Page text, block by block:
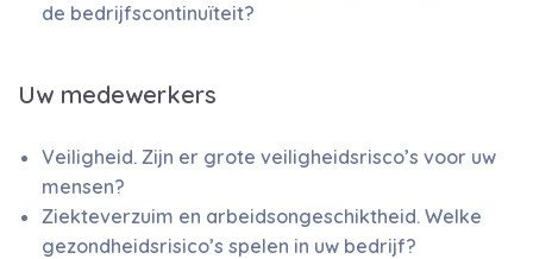
de bedrijfscontinuïteit?
Uw medewerkers
Veiligheid. Zijn er grote veiligheidsrisco’s voor uw
mensen?
Ziekteverzuim en arbeidsongeschiktheid. Welke
gezondheidsrisico’s spelen in uw bedrijf?